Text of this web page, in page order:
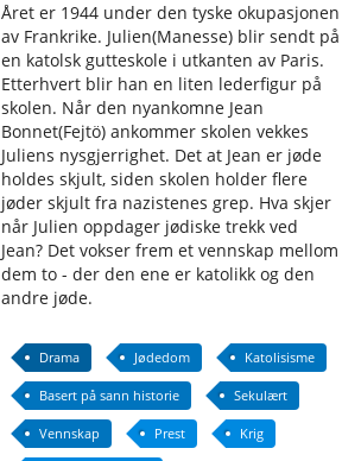
Året er 1944 under den tyske okupasjonen
av Frankrike. Julien(Manesse) blir sendt på
en katolsk gutteskole i utkanten av Paris.
Etterhvert blir han en liten lederfigur på
skolen. Når den nyankomne Jean
Bonnet(Fejtö) ankommer skolen vekkes
Juliens nysgjerrighet. Det at Jean er jøde
holdes skjult, siden skolen holder flere
jøder skjult fra nazistenes grep. Hva skjer
når Julien oppdager jødiske trekk ved
Jean? Det vokser frem et vennskap mellom
dem to - der den ene er katolikk og den
andre jøde.
Drama Jødedom Katolisisme
Basert på sann historie Sekulært
Vennskap Prest Krig